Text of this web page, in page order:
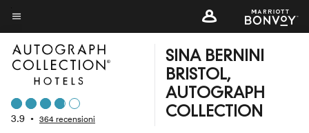
Skip
to
main
content
Testo del menu
3.9 • 364 recensioni
SINA BERNINI
BRISTOL,
AUTOGRAPH
COLLECTION